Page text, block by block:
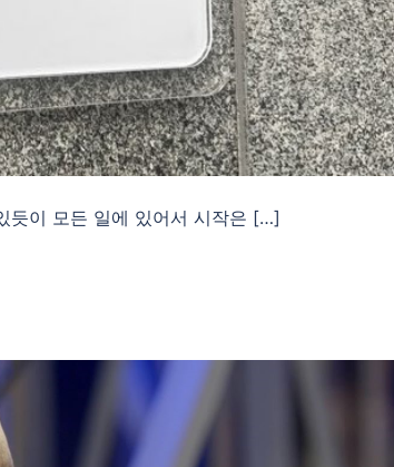
듯이 모든 일에 있어서 시작은 […]